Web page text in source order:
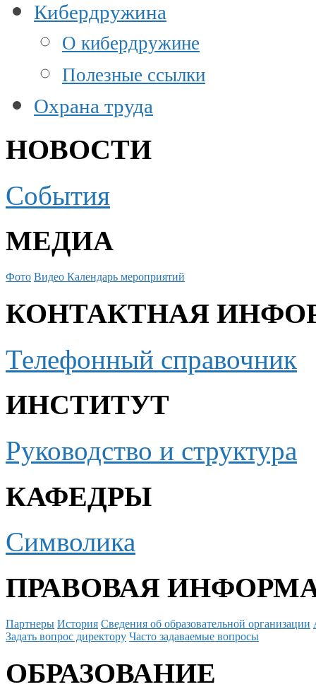
Кибердружина
О кибердружине
Полезные ссылки
Охрана труда
НОВОСТИ
События
МЕДИА
Фото Видео Календарь мероприятий
КОНТАКТНАЯ
Телефонный справочник
ИНСТИТУТ
Руководство и структура
КАФЕДРЫ
Символика
ПРАВОВАЯ
Партнеры История Сведения об образовательной организации
Задать вопрос директору Часто задаваемые вопросы
ОБРАЗОВАНИЕ